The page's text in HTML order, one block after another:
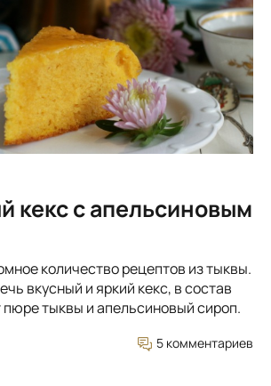
кекс с апельсиновым
количество рецептов из тыквы.
вкусный и яркий кекс, в состав
пюре тыквы и апельсиновый сироп.
5 комментариев